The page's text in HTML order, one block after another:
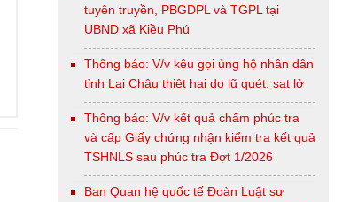
tuyên truyền, PBGDPL và TGPL tại
UBND xã Kiều Phú
Thông báo: V/v kêu gọi ủng hộ nhân dân
tỉnh Lai Châu thiệt hại do lũ quét, sạt lở
Thông báo: V/v kết quả chấm phúc tra
và cấp Giấy chứng nhận kiểm tra kết quả
TSHNLS sau phúc tra Đợt 1/2026
Ban Quan hệ quốc tế Đoàn Luật sư